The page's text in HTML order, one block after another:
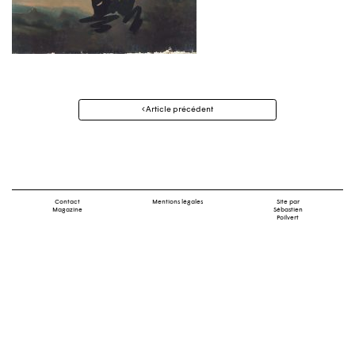
Navigation
Article précédent
Contact
Magazine
Mentions légales
Site par
Sébastien
Poilvert